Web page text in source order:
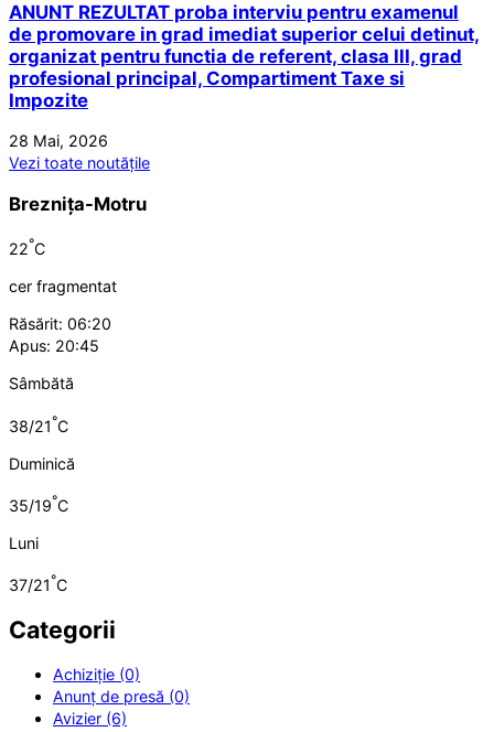
ANUNT REZULTAT proba interviu pentru examenul
de promovare in grad imediat superior celui detinut,
organizat pentru functia de referent, clasa III, grad
profesional principal, Compartiment Taxe si
Impozite
28 Mai, 2026
Vezi toate noutățile
Breznița-Motru
22°C
cer fragmentat
Răsărit: 06:20
Apus: 20:45
Sâmbătă
38/21°C
Duminică
35/19°C
Luni
37/21°C
Categorii
Achiziție (0)
Anunț de presă (0)
Avizier (6)